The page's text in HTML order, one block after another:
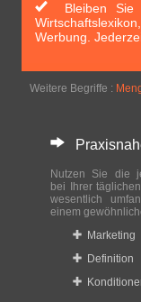
Bleiben Sie
Werbung.
Weitere Begriffe :
Nutzen Sie die
bei Ihrer
wesentlich
einem
Marketing
Definition